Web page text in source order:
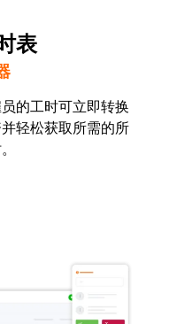
表
的工时可立即转换
轻松获取所需的所